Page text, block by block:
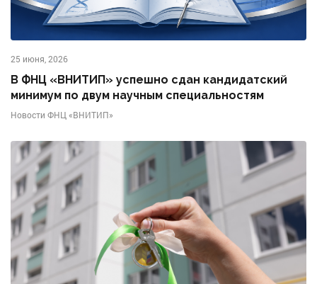
25 июня, 2026
В ФНЦ «ВНИТИП» успешно сдан кандидатский
минимум по двум научным специальностям
Новости ФНЦ «ВНИТИП»